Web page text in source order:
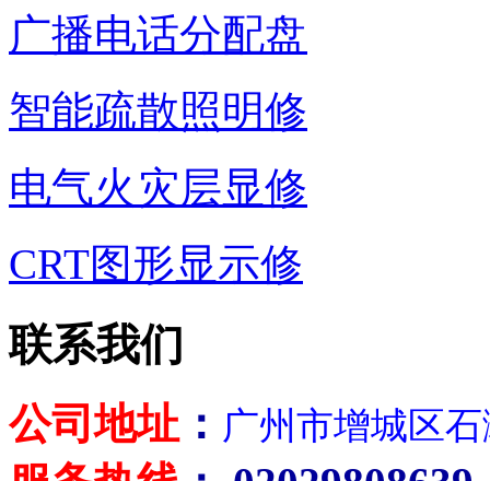
广播电话分配盘
智能疏散照明修
电气火灾层显修
CRT图形显示修
联系我们
公司地址 ： 广州市增城区